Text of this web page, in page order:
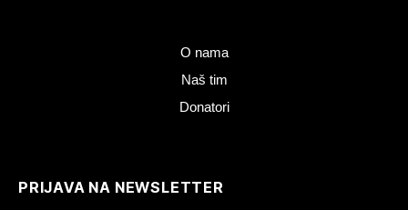
O nama
Naš tim
Donatori
PRIJAVA NA NEWSLETTER